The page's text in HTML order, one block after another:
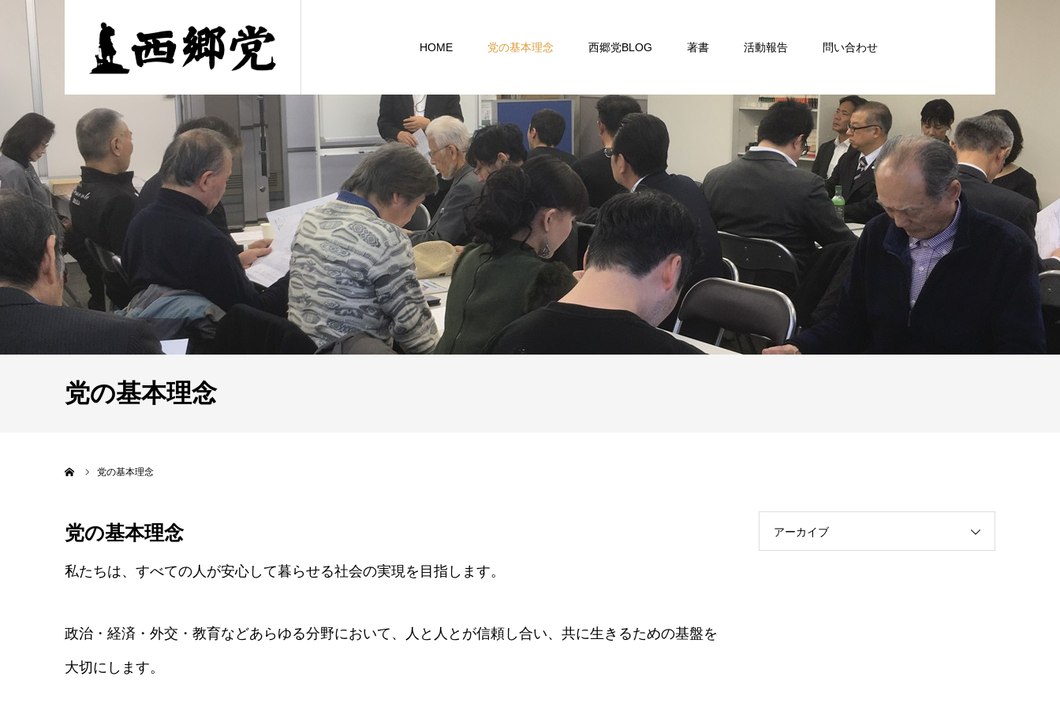
HOME 党の基本理念 西郷党BLOG 著書 活動報告 問い合わせ
党の基本理念
党の基本理念
党の基本理念
私たちは、すべての人が安心して暮らせる社会の実現を目指します。
政治・経済・外交・教育などあらゆる分野において、人と人とが信頼し合い、共に生きるための基盤を
大切にします。
アーカイブ